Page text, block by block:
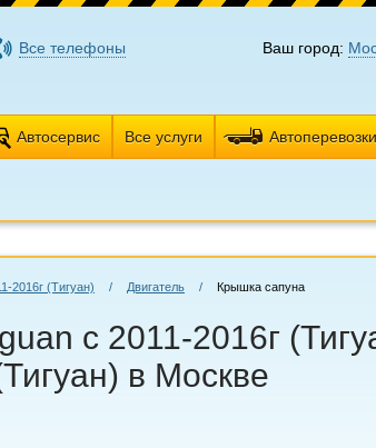
Все телефоны Ваш город:
Автосервис Все услуги Автоперевозки
2016г (Тигуан) / Двигатель / Крышка сапуна
с 2011-2016г
в Москве